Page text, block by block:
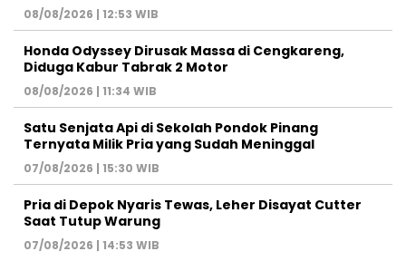
08/08/2026 | 12:53 WIB
Honda Odyssey Dirusak Massa di Cengkareng,
Diduga Kabur Tabrak 2 Motor
08/08/2026 | 11:34 WIB
Satu Senjata Api di Sekolah Pondok Pinang
Ternyata Milik Pria yang Sudah Meninggal
07/08/2026 | 15:30 WIB
Pria di Depok Nyaris Tewas, Leher Disayat Cutter
Saat Tutup Warung
07/08/2026 | 14:53 WIB